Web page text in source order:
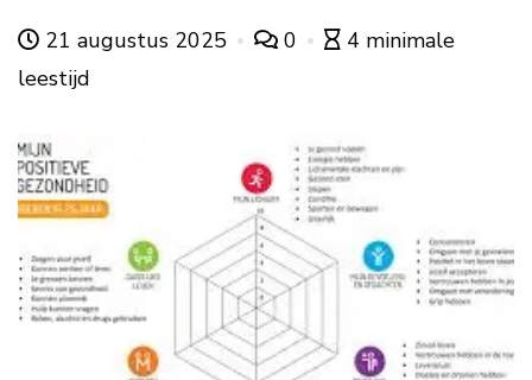
21 augustus 2025 0
4 minimale
leestijd